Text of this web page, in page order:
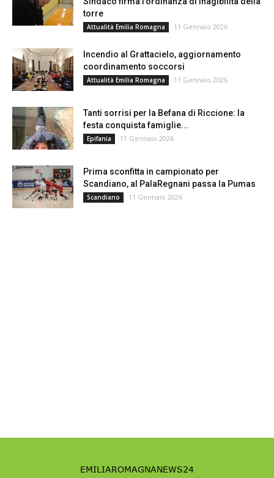
torre
Attualità Emilia Romagna 11 Gennaio 2026
Incendio al Grattacielo, aggiornamento
coordinamento soccorsi
Attualità Emilia Romagna 11 Gennaio 2026
Tanti sorrisi per la Befana di Riccione: la
festa conquista famiglie...
Epifania 11 Gennaio 2026
Prima sconfitta in campionato per
Scandiano, al PalaRegnani passa la Pumas
Scandiano 11 Gennaio 2026